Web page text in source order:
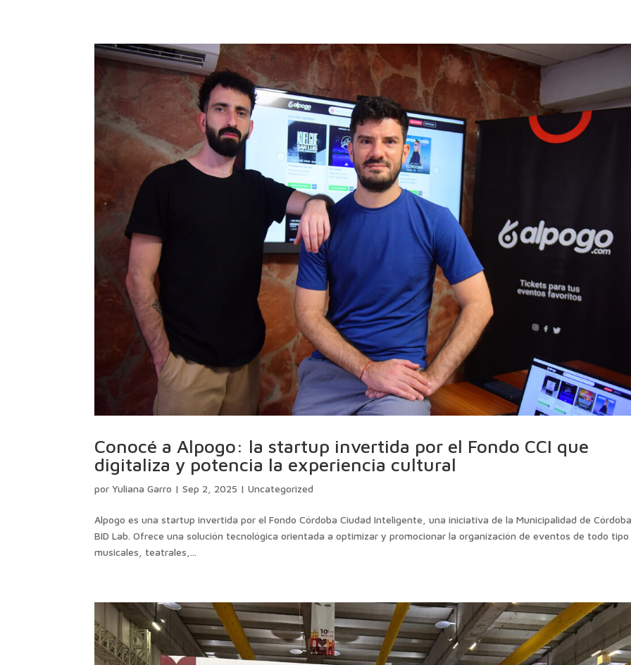
Conocé a Alpogo: la startup invertida por el Fondo CCI que
digitaliza y potencia la experiencia cultural
porYuliana Garro |Sep 2, 2025 |Uncategorized
Alpogo es una startup invertida por el Fondo Córdoba Ciudad Inteligente, una iniciativa de la Municipalidad de
BID Lab. Ofrece una solución tecnológica orientada a optimizar y promocionar la organización de eventos de todo
musicales, teatrales,...